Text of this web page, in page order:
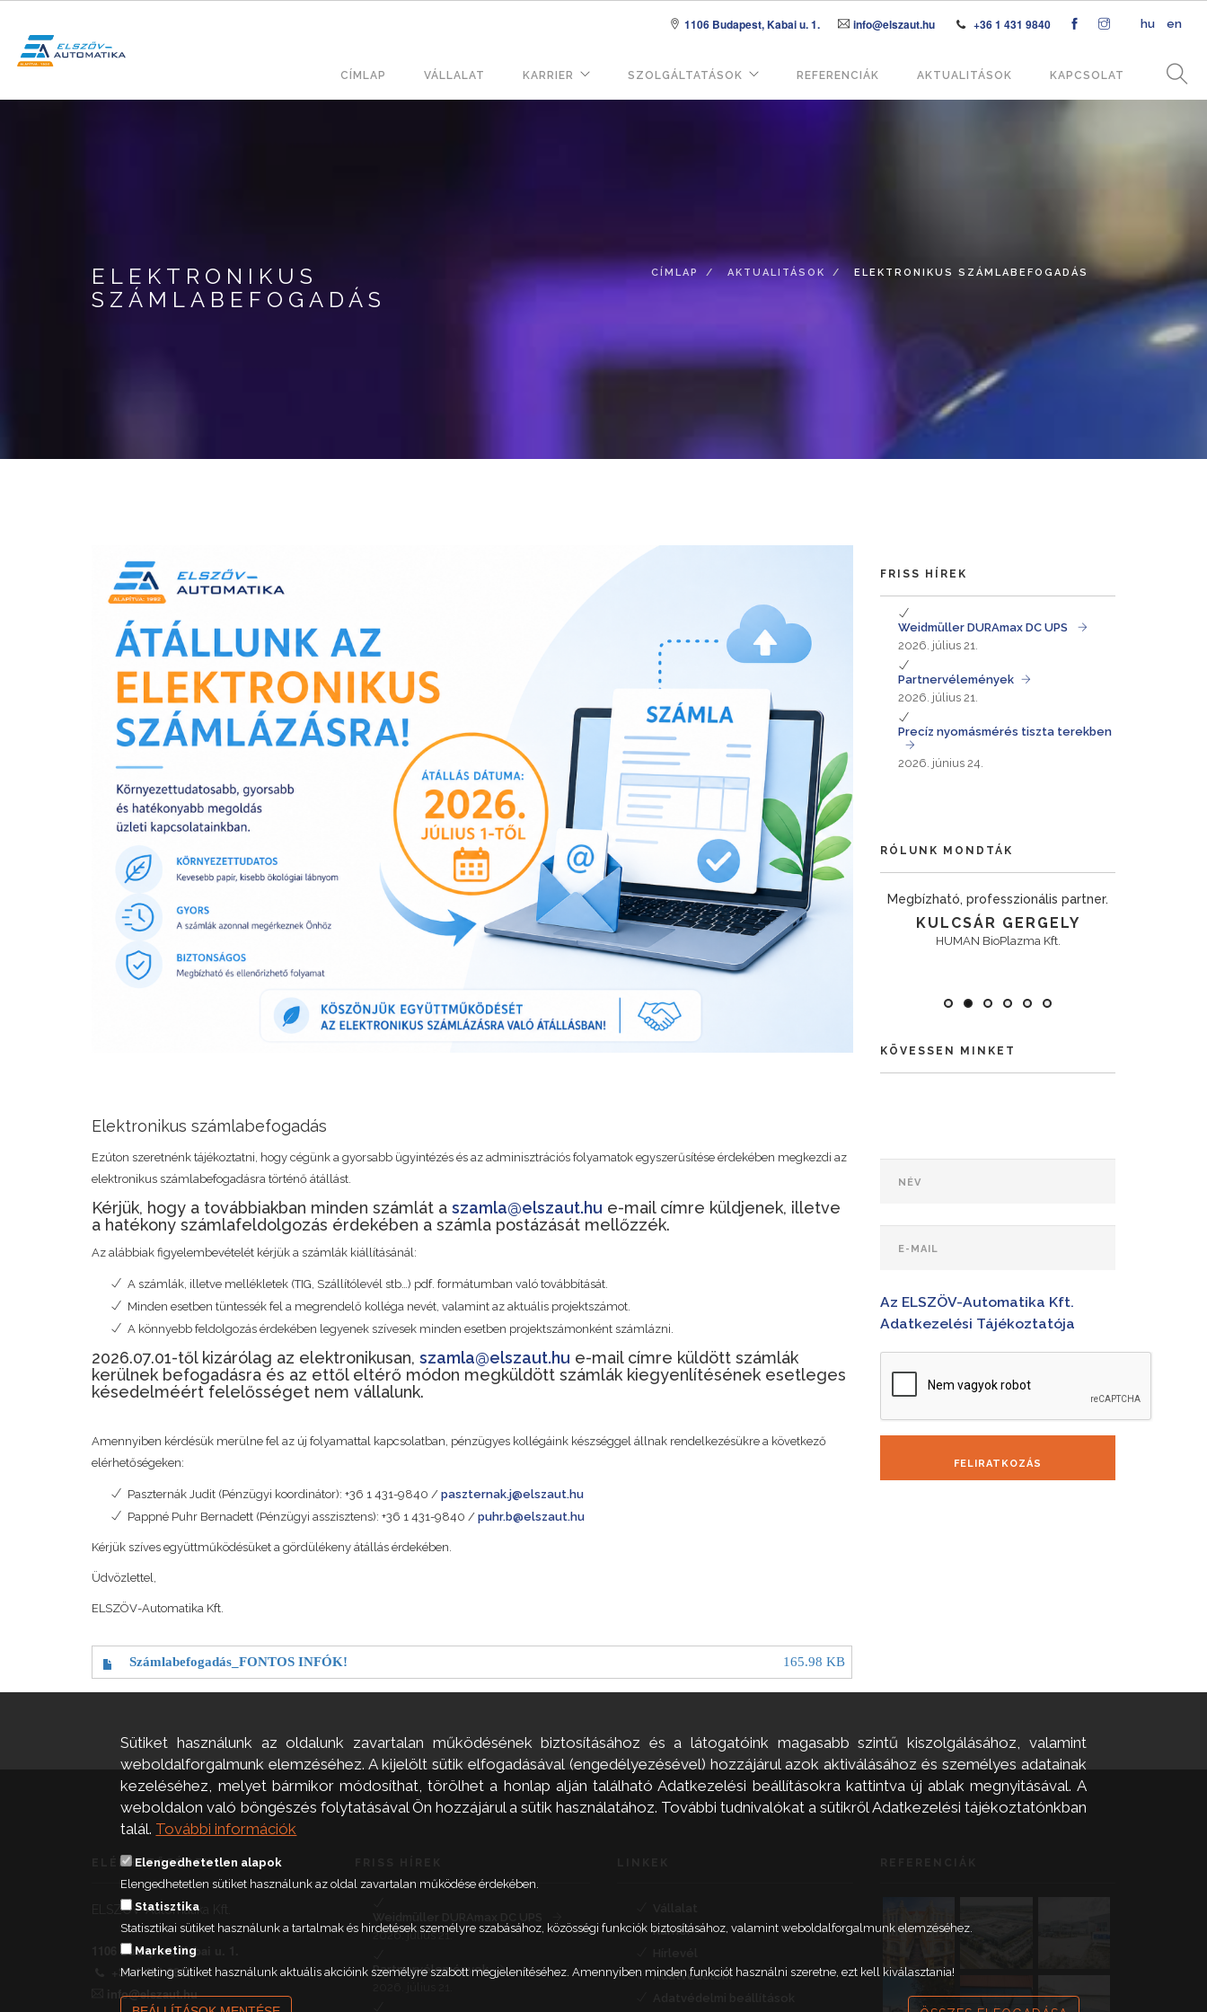
tartalomra
hu en
1106 Budapest, Kabai u. 1. info@elszaut.hu +36 1 431 9840
Fő
navigáció
CÍMLAP VÁLLALAT KARRIER SZOLGÁLTATÁSOK REFERENCIÁK AKTUALITÁSOK KAPCSOLAT
ELEKTRONIKUS
SZÁMLABEFOGADÁS
CÍMLAP AKTUALITÁSOK ELEKTRONIKUS SZÁMLABEFOGADÁS
Elektronikus számlabefogadás
Ezúton szeretnénk tájékoztatni, hogy cégünk a gyorsabb ügyintézés és az adminisztrációs folyamatok egyszerűsítése érdekében megkezdi az
elektronikus számlabefogadásra történő átállást.
Kérjük, hogy a továbbiakban minden számlát a szamla@elszaut.hu e-mail címre küldjenek, illetve
a hatékony számlafeldolgozás érdekében a számla postázását mellőzzék.
Az alábbiak figyelembevételét kérjük a számlák kiállításánál:
A számlák, illetve mellékletek (TIG, Szállítólevél stb…) pdf. formátumban való továbbítását.
Minden esetben tüntessék fel a megrendelő kolléga nevét, valamint az aktuális projektszámot.
A könnyebb feldolgozás érdekében legyenek szívesek minden esetben projektszámonként számlázni.
2026.07.01-től kizárólag az elektronikusan, szamla@elszaut.hu e-mail címre küldött számlák
kerülnek befogadásra és az ettől eltérő módon megküldött számlák kiegyenlítésének esetleges
késedelméért felelősséget nem vállalunk.
Amennyiben kérdésük merülne fel az új folyamattal kapcsolatban, pénzügyes kollégáink készséggel állnak rendelkezésükre a következő
elérhetőségeken:
Paszternák Judit (Pénzügyi koordinátor): +36 1 431-9840 /paszternak.j@elszaut.hu
Pappné Puhr Bernadett (Pénzügyi asszisztens): +36 1 431-9840 /puhr.b@elszaut.hu
Kérjük szíves együttműködésüket a gördülékeny átállás érdekében.
Üdvözlettel,
ELSZÖV-Automatika Kft.
Számlabefogadás_FONTOS INFÓK! 165.98 KB
FRISS HÍREK
Weidmüller DURAmax DC UPS
2026. július 21.
Partnervélemények
2026. július 21.
Precíz nyomásmérés tiszta terekben
2026. június 24.
RÓLUNK MONDTÁK
Precíz, felkészült, korrekt
szakemberek
OMAN RICHARD
CATALDO CONSTRUCTION KFT.
Pontos, megbízható partner. Évek óta
gondmentes munkakapcsolat.
K. RÓBERT
EMINEO Magánkórház
Megbízható, professzionális partner.
KULCSÁR GERGELY
HUMAN BioPlazma Kft.
KÖVESSEN MINKET
Az ELSZÖV-Automatika Kft.
Adatkezelési Tájékoztatója
FELIRATKOZÁS
ELÉRHETŐSÉGEK
ELSZÖV-Automatika Kft.
1106 Budapest, Kabai u. 1.
+36 1 431 9840
info@elszaut.hu
2026. július 21.
Partnervélemények
Karrier
Adatvédelem
Sütiket használunk az oldalunk zavartalan működésének biztosításához és a látogatóink magasabb szintű kiszolgálásához, valamint
weboldalforgalmunk elemzéséhez. A kijelölt sütik elfogadásával (engedélyezésével) hozzájárul azok aktiválásához és személyes adatainak
kezeléséhez, melyet bármikor módosíthat, törölhet a honlap alján található Adatkezelési beállításokra kattintva új ablak megnyitásával. A
weboldalon való böngészés folytatásával Ön hozzájárul a sütik használatához. További tudnivalókat a sütikről Adatkezelési tájékoztatónkban
talál. További információk
Elengedhetetlen alapok
Elengedhetetlen sütiket használunk az oldal zavartalan működése érdekében.
Statisztika
Statisztikai sütiket használunk a tartalmak és hirdetések személyre szabásához, közösségi funkciók biztosításához, valamint weboldalforgalmunk elemzéséhez.
Marketing
Marketing sütiket használunk aktuális akcióink személyre szabott megjelenítéséhez. Amennyiben minden funkciót használni szeretne, ezt kell kiválasztania!